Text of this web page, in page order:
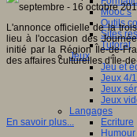
Mooc’s
Outils
Sites
Tutorat
Jeux
Jeu et
Jeux 4/
Jeux
Jeux
Langages
Ecriture
Humour
L'annonce officielle de la
lieu à l'occasion des
initié par la Région Île-de-
des affaires culturelles d'Île-
En savoir plus...